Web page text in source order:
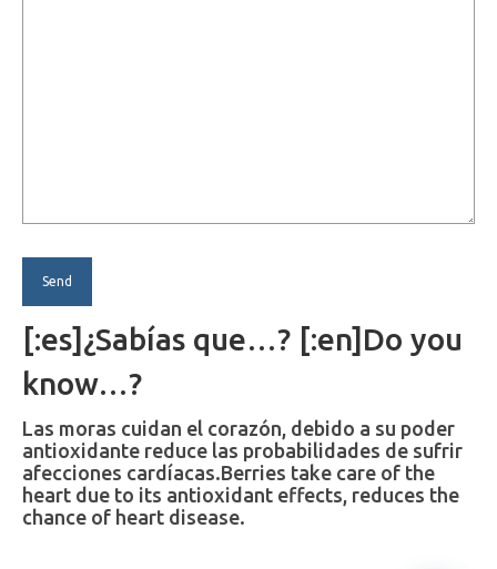
[:es]¿Sabías que…? [:en]Do you
know…?
Las moras cuidan el corazón, debido a su poder
antioxidante reduce las probabilidades de sufrir
afecciones cardíacas.Berries take care of the
heart due to its antioxidant effects, reduces the
chance of heart disease.